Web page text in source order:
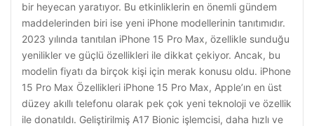
bir heyecan yaratıyor. Bu etkinliklerin en önemli gündem
maddelerinden biri ise yeni iPhone modellerinin tanıtımıdır.
2023 yılında tanıtılan iPhone 15 Pro Max, özellikle sunduğu
yenilikler ve güçlü özellikleri ile dikkat çekiyor. Ancak, bu
modelin fiyatı da birçok kişi için merak konusu oldu. iPhone
15 Pro Max Özellikleri iPhone 15 Pro Max, Apple’ın en üst
düzey akıllı telefonu olarak pek çok yeni teknoloji ve özellik
ile donatıldı. Geliştirilmiş A17 Bionic işlemcisi, daha hızlı ve